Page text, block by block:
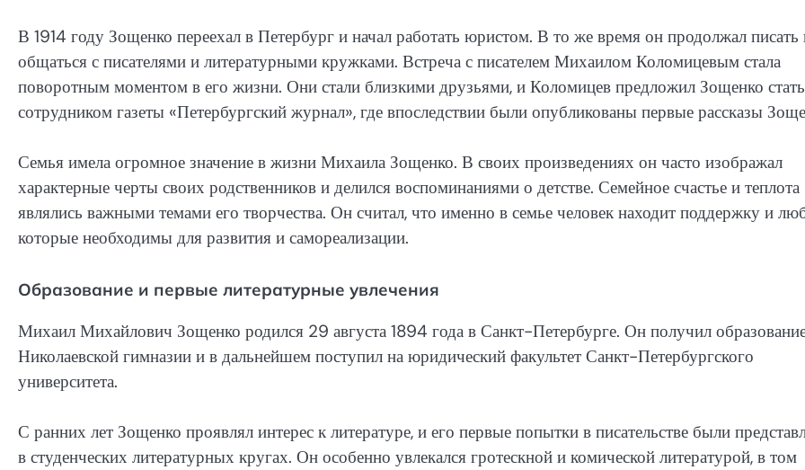
В 1914 году Зощенко переехал в Петербург и начал работать юристом. В то же время он продолжал писать
общаться с писателями и литературными кружками. Встреча с писателем Михаилом Коломицевым стала
поворотным моментом в его жизни. Они стали близкими друзьями, и Коломицев предложил Зощенко стать
сотрудником газеты «Петербургский журнал», где впоследствии были опубликованы первые рассказы
Семья имела огромное значение в жизни Михаила Зощенко. В своих произведениях он часто изображал
характерные черты своих родственников и делился воспоминаниями о детстве. Семейное счастье и теплота
являлись важными темами его творчества. Он считал, что именно в семье человек находит поддержку и
которые необходимы для развития и самореализации.
Образование и первые литературные увлечения
Михаил Михайлович Зощенко родился 29 августа 1894 года в Санкт-Петербурге. Он получил
Николаевской гимназии и в дальнейшем поступил на юридический факультет Санкт-Петербургского
университета.
С ранних лет Зощенко проявлял интерес к литературе, и его первые попытки в писательстве были
в студенческих литературных кругах. Он особенно увлекался гротескной и комической литературой, в том